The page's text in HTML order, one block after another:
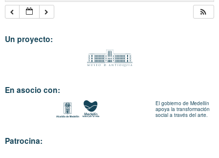
Un proyecto:
En asocio con:
El gobierno de Medellín
apoya la transformación
social a través del arte.
Patrocina: